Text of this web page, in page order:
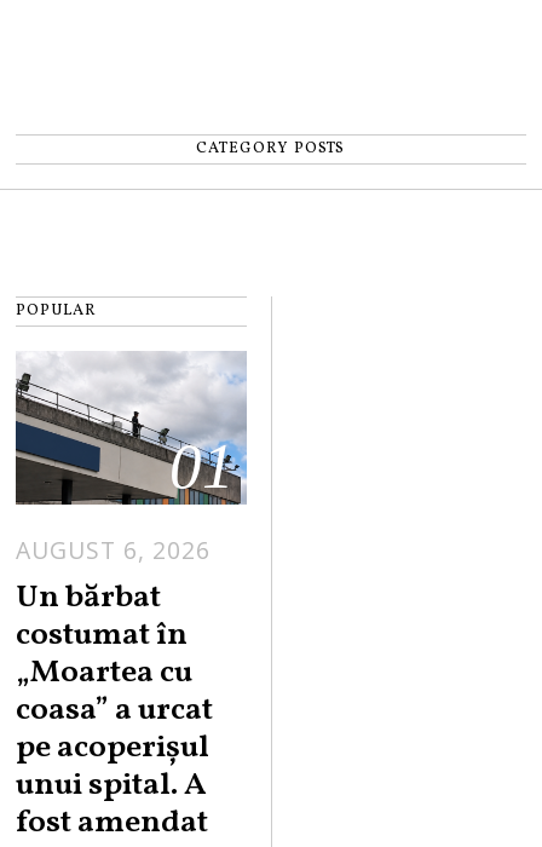
CATEGORY POSTS
POPULAR
01
AUGUST 6, 2026
Un bărbat
costumat în
„Moartea cu
coasa” a urcat
pe acoperișul
unui spital. A
fost amendat